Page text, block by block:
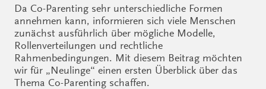
Da Co-Parenting sehr unterschiedliche Formen
annehmen kann, informieren sich viele Menschen
zunächst ausführlich über mögliche Modelle,
Rollenverteilungen und rechtliche
Rahmenbedingungen. Mit diesem Beitrag möchten
wir für „Neulinge“ einen ersten Überblick über das
Thema Co-Parenting schaffen.